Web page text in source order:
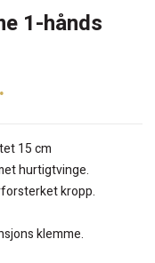
1-hånds
15 cm
hurtigtvinge.
kropp.
klemme.